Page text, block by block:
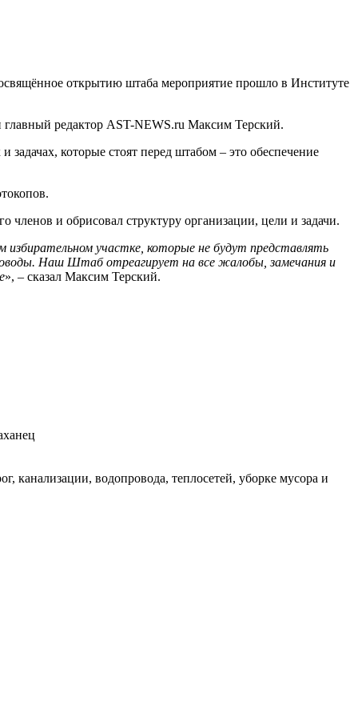
открытию штаба мероприятие прошло в Институте
главный редактор AST-NEWS.ru Максим Терский.
которые стоят перед штабом – это обеспечение
и обрисовал структуру организации, цели и задачи.
участке, которые не будут представлять
Наш Штаб отреагирует на все жалобы, замечания и
», – сказал Максим Терский.
канализации, водопровода, теплосетей, уборке мусора и